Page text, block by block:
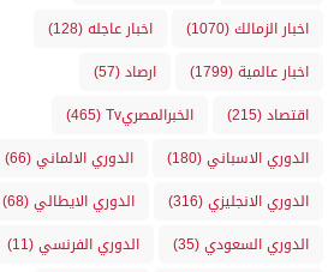
اخبار الزمالك(1070) اخبار عاجله(128)
اخبار عالمية(1799) ارصاد(57)
اقتصاد(215) الخبرالمصريTv
(465)
الدوري الاسباني(180) الدوري الالماني(66)
الدوري الانجليزي(316) الدوري الايطالي(68)
الدوري السعودي(35) الدوري الفرنسي(11)